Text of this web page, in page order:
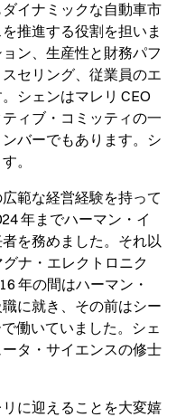
イナミックな自動車市
推進する役割を担いま
ン、生産性と財務パフ
セリング、従業員のエ
シェンはマレリ CEO
ィブ・コミッティの一
バーでもあります。シ
。
範な経営経験を持って
年までハーマン・イ
を務めました。それ以
ナ・エレクトロニク
年の間はハーマン・
に就き、その前はシー
働いていました。シェ
タ・サイエンスの修士
に迎えることを大変嬉